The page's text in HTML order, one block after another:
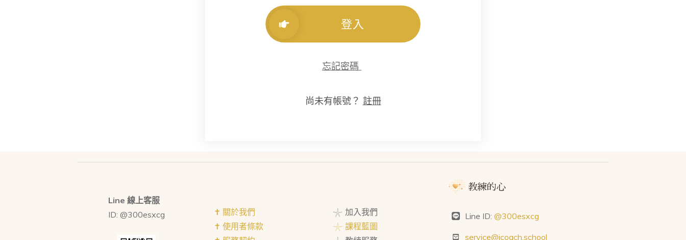
登入
忘記密碼
尚未有帳號？ 註冊
Line 線上客服
ID: @300esxcg
✝︎ 關於我們
✝︎ 使用者條款
𓇼 加入我們
𓇼 課程藍圖
Line ID:@300esxcg
service@icoach.school